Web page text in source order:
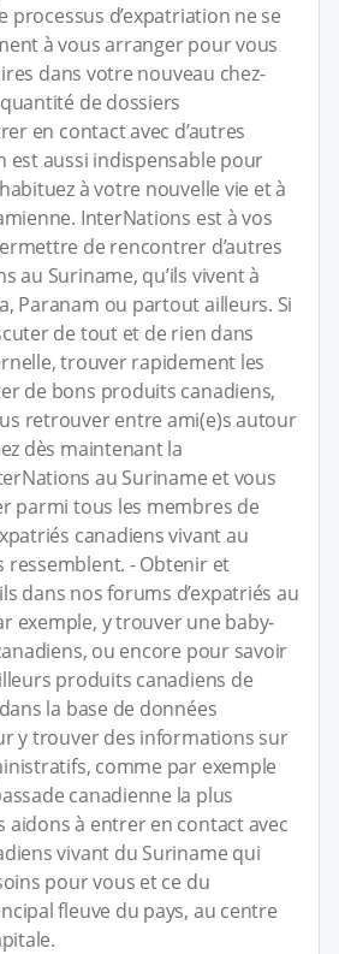
processus d’expatriation ne se
à vous arranger pour vous
dans votre nouveau chez-
de dossiers
en contact avec d’autres
est aussi indispensable pour
à votre nouvelle vie et à
InterNations est à vos
de rencontrer d’autres
au Suriname, qu’ils vivent à
Paranam ou partout ailleurs. Si
de tout et de rien dans
trouver rapidement les
de bons produits canadiens,
retrouver entre ami(e)s autour
dès maintenant la
au Suriname et vous
parmi tous les membres de
canadiens vivant au
ressemblent. - Obtenir et
dans nos forums d’expatriés au
exemple, y trouver une baby-
ou encore pour savoir
produits canadiens de
la base de données
y trouver des informations sur
comme par exemple
canadienne la plus
aidons à entrer en contact avec
vivant du Suriname qui
pour vous et ce du
fleuve du pays, au centre